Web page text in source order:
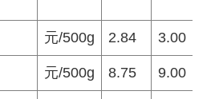
元/500g 2.84 3.00
元/500g 8.75 9.00